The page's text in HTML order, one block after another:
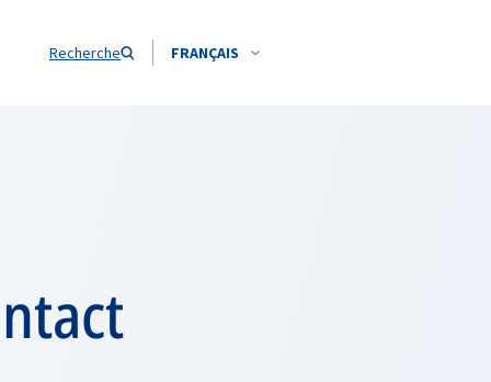
Recherche FRANÇAIS